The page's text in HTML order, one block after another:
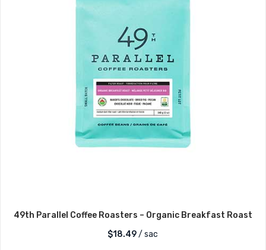
49th Parallel Coffee Roasters – Organic Breakfast Roast
$18.49/ sac